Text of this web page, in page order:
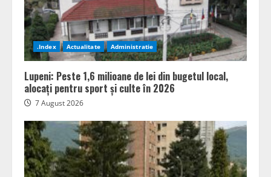
.Index Actualitate Administratie
Lupeni: Peste 1,6 milioane de lei din bugetul local,
alocați pentru sport și culte în 2026
7 August 2026